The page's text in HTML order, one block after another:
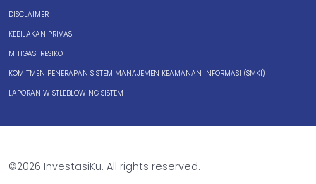
DISCLAIMER
KEBIJAKAN PRIVASI
MITIGASI RESIKO
KOMITMEN PENERAPAN SISTEM MANAJEMEN KEAMANAN INFORMASI (SMKI)
LAPORAN WISTLEBLOWING SISTEM
©2026 InvestasiKu. All rights reserved.